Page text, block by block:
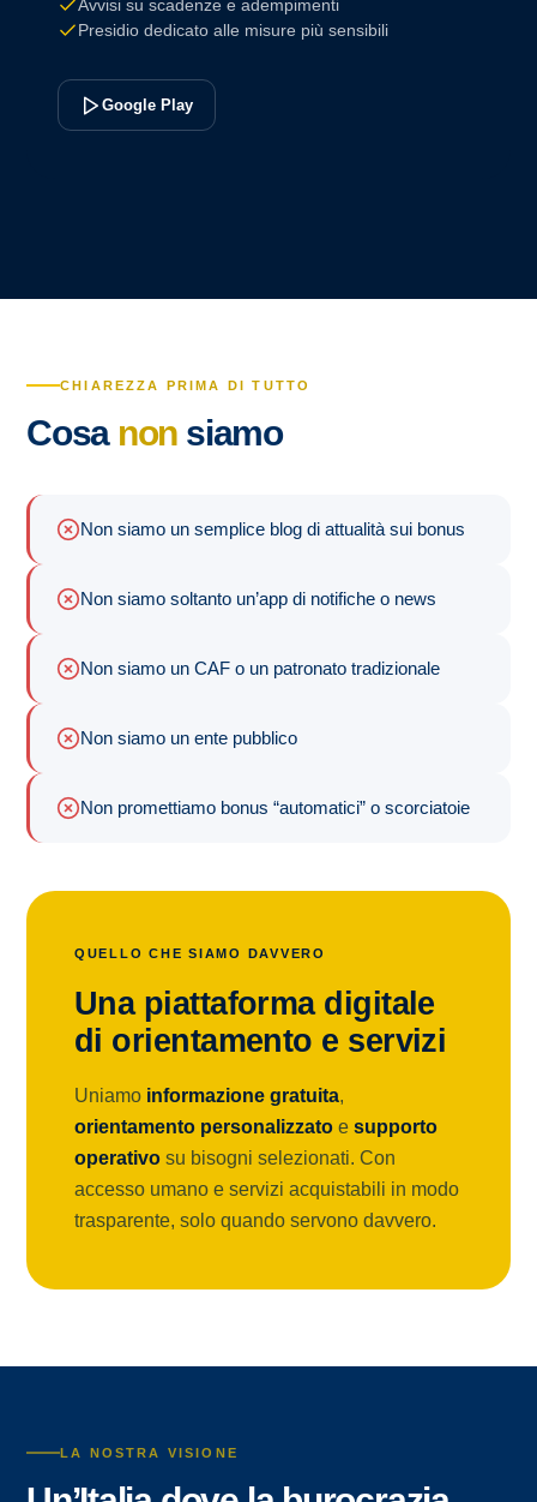
Avvisi su scadenze e adempimenti
Presidio dedicato alle misure più sensibili
Google Play
CHIAREZZA PRIMA DI TUTTO
Cosa non siamo
Non siamo un semplice blog di attualità sui bonus
Non siamo soltanto un’app di notifiche o news
Non siamo un CAF o un patronato tradizionale
Non siamo un ente pubblico
Non promettiamo bonus “automatici” o scorciatoie
QUELLO CHE SIAMO DAVVERO
Una piattaforma digitale
di orientamento e servizi
Uniamo informazione gratuita,
orientamento personalizzato e supporto
operativo su bisogni selezionati. Con
accesso umano e servizi acquistabili in modo
trasparente, solo quando servono davvero.
LA NOSTRA VISIONE